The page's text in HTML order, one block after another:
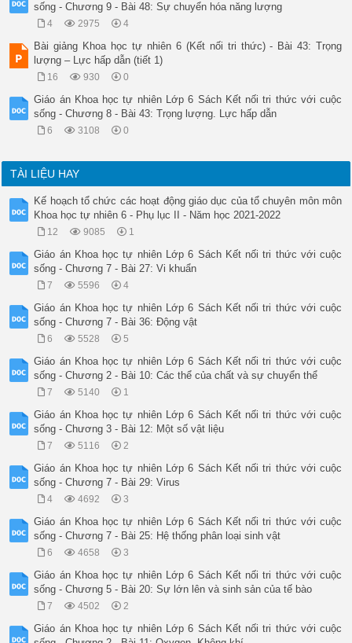
sống - Chương 9 - Bài 48: Sự chuyển hóa năng lượng
4 2975 4
Bài giảng Khoa học tự nhiên 6 (Kết nối tri thức) - Bài 43: Trọng
lượng – Lực hấp dẫn (tiết 1)
16 930 0
Giáo án Khoa học tự nhiên Lớp 6 Sách Kết nối tri thức với cuộc
sống - Chương 8 - Bài 43: Trọng lượng. Lực hấp dẫn
6 3108 0
TÀI LIỆU HAY
Kế hoạch tổ chức các hoạt động giáo dục của tổ chuyên môn môn
Khoa học tự nhiên 6 - Phụ lục II - Năm học 2021-2022
12 9085 1
Giáo án Khoa học tự nhiên Lớp 6 Sách Kết nối tri thức với cuộc
sống - Chương 7 - Bài 27: Vi khuẩn
7 5596 4
Giáo án Khoa học tự nhiên Lớp 6 Sách Kết nối tri thức với cuộc
sống - Chương 7 - Bài 36: Động vật
6 5528 5
Giáo án Khoa học tự nhiên Lớp 6 Sách Kết nối tri thức với cuộc
sống - Chương 2 - Bài 10: Các thể của chất và sự chuyển thể
7 5140 1
Giáo án Khoa học tự nhiên Lớp 6 Sách Kết nối tri thức với cuộc
sống - Chương 3 - Bài 12: Một số vật liệu
7 5116 2
Giáo án Khoa học tự nhiên Lớp 6 Sách Kết nối tri thức với cuộc
sống - Chương 7 - Bài 29: Virus
4 4692 3
Giáo án Khoa học tự nhiên Lớp 6 Sách Kết nối tri thức với cuộc
sống - Chương 7 - Bài 25: Hệ thống phân loại sinh vật
6 4658 3
Giáo án Khoa học tự nhiên Lớp 6 Sách Kết nối tri thức với cuộc
sống - Chương 5 - Bài 20: Sự lớn lên và sinh sản của tế bào
7 4502 2
Giáo án Khoa học tự nhiên Lớp 6 Sách Kết nối tri thức với cuộc